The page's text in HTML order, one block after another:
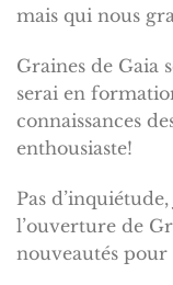
mais qui nous
Graines de Gaia
serai en
connaissances
enthousiaste!
Pas
l’ouverture de
nouveautés pour